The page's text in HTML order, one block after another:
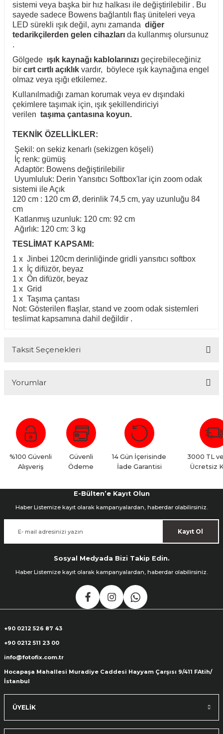
sistemi veya başka bir hız halkası ile değiştirilebilir . Bu
sayede sadece Bowens bağlantılı flaş üniteleri veya
LED sürekli ışık değil, aynı zamanda diğer
tedarikçilerden gelen cihazları da kullanmış olursunuz
.
Gölgede ışık kaynağı kablolarınızı geçirebileceğiniz
bir cırt cırtlı açıklık vardır, böylece ışık kaynağına engel
olmaz veya ışığı etkilemez.
Kullanılmadığı zaman korumak veya ev dışındaki
çekimlere taşımak için, ışık şekillendiriciyi
verilen taşıma çantasına koyun.
TEKNİK ÖZELLİKLER:
Şekil: on sekiz kenarlı (sekizgen köşeli)
İç renk: gümüş
Adaptör: Bowens değiştirilebilir
Uyumluluk: Derin Yansıtıcı Softbox'lar için zoom odak
sistemi ile Açık
120 cm : 120 cm Ø, derinlik 74,5 cm, yay uzunluğu 84
cm
Katlanmış uzunluk: 120 cm: 92 cm
Ağırlık: 120 cm: 3 kg
TESLİMAT KAPSAMI:
1 x Jinbei 120cm derinliğinde gridli yansıtıcı softbox
1 x İç difüzör, beyaz
1 x Ön difüzör, beyaz
1 x Grid
1 x Taşıma çantası
Not: Gösterilen flaşlar, stand ve zoom odak sistemleri
teslimat kapsamına dahil değildir .
Taksit Seçenekleri
Yorumlar
Bu ürüne ilk yorumu siz yapın!
Yorum Yaz
%100 Güvenli
Alışveriş
Güvenli
Ödeme
14 Gün İçerisinde
İade Garantisi
3000 TL
Ücretsiz
E-Bülten’e Kayıt Olun
Haber Listemize kayıt olarak kampanyalardan, haberdar olabilirsiniz.
Kayıt Ol
Sosyal Medyada Bizi Takip Edin.
Haber Listemize kayıt olarak kampanyalardan, haberdar olabilirsiniz.
+90 0212 526 87 43
+90 0212 511 23 00
info@fotofix.com.tr
Hocapaşa Mahallesi Muradiye Caddesi Hayyam Çarşısı 9/411 FAtih/
İstanbul
ÜYELİK